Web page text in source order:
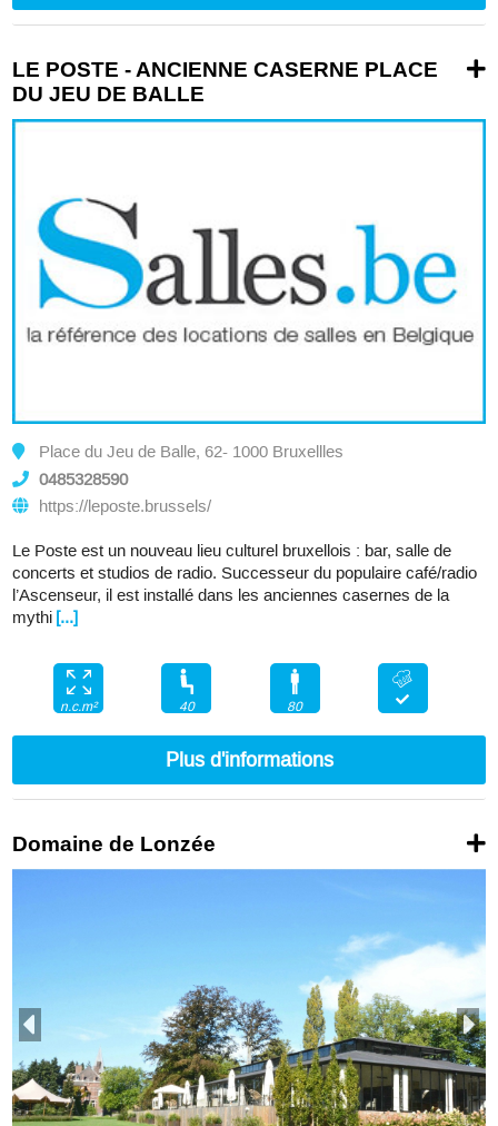
LE POSTE - ANCIENNE CASERNE PLACE
DU JEU DE BALLE
Place du Jeu de Balle, 62- 1000 Bruxellles
0485328590
https://leposte.brussels/
Le Poste est un nouveau lieu culturel bruxellois : bar, salle de
concerts et studios de radio. Successeur du populaire café/radio
l’Ascenseur, il est installé dans les anciennes casernes de la
mythi [...]
n.c.m² 40 80
Plus d'informations
Domaine de Lonzée